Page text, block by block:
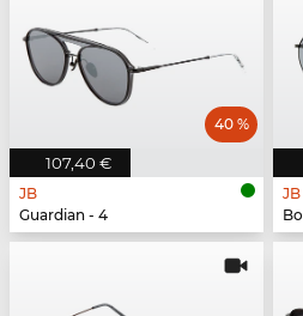
107,40 €
40 %
JB
Guardian - 4
JB